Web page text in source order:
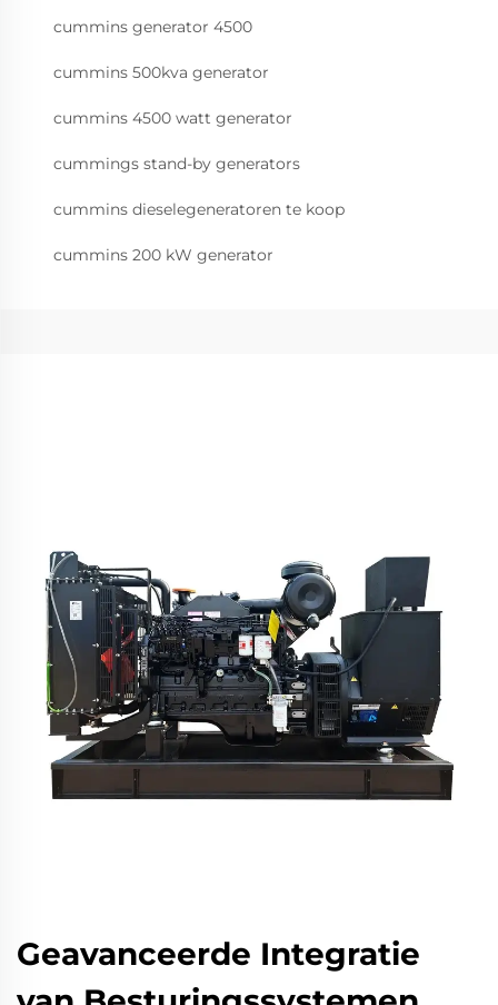
cummins generator 4500
cummins 500kva generator
cummins 4500 watt generator
cummings stand-by generators
cummins dieselegeneratoren te koop
cummins 200 kW generator
Geavanceerde Integratie